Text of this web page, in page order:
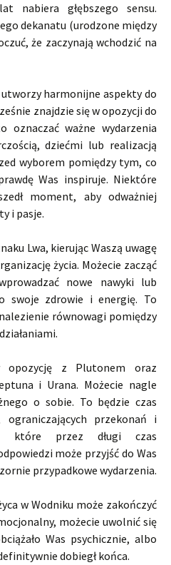
nabiera głębszego sensu.
dekanatu (urodzone między
że zaczynają wchodzić na
harmonijne aspekty do
znajdzie się w opozycji do
oznaczać ważne wydarzenia
dziećmi lub realizacją
wyborem pomiędzy tym, co
Was inspiruje. Niektóre
moment, aby odważniej
i pasje.
Lwa, kierując Waszą uwagę
życia. Możecie zacząć
nowe nawyki lub
swoje zdrowie i energię. To
równowagi pomiędzy
opozycję z Plutonem oraz
i Urana. Możecie nagle
o sobie. To będzie czas
przekonań i
które przez długi czas
może przyjść do Was
przypadkowe wydarzenia.
w Wodniku może zakończyć
możecie uwolnić się
Was psychicznie, albo
dobiegł końca.